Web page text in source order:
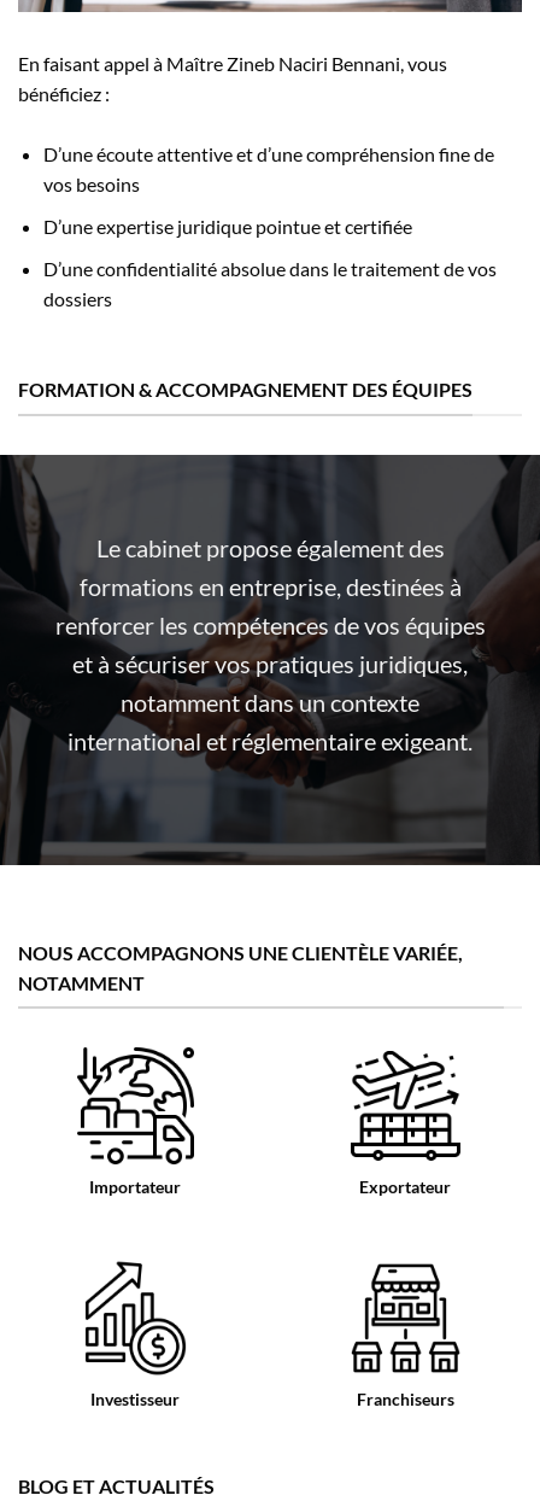
En faisant appel à Maître Zineb Naciri Bennani, vous
bénéficiez :
D’une écoute attentive et d’une compréhension fine de
vos besoins
D’une expertise juridique pointue et certifiée
D’une confidentialité absolue dans le traitement de vos
dossiers
FORMATION & ACCOMPAGNEMENT DES ÉQUIPES
Le cabinet propose également des
formations en entreprise, destinées à
renforcer les compétences de vos équipes
et à sécuriser vos pratiques juridiques,
notamment dans un contexte
international et réglementaire exigeant.
NOUS ACCOMPAGNONS UNE CLIENTÈLE VARIÉE,
NOTAMMENT
Importateur Exportateur
Investisseur Franchiseurs
BLOG ET ACTUALITÉS